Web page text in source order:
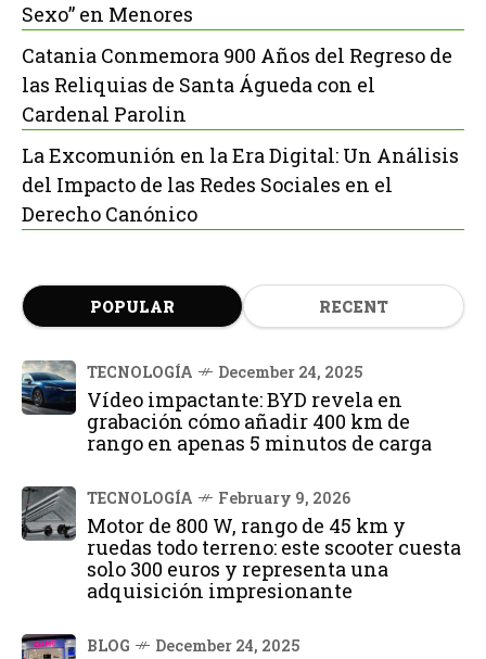
Sexo” en Menores
Catania Conmemora 900 Años del Regreso de
las Reliquias de Santa Águeda con el
Cardenal Parolin
La Excomunión en la Era Digital: Un Análisis
del Impacto de las Redes Sociales en el
Derecho Canónico
POPULAR RECENT
TECNOLOGÍA December 24, 2025
Vídeo impactante: BYD revela en
grabación cómo añadir 400 km de
rango en apenas 5 minutos de carga
TECNOLOGÍA February 9, 2026
Motor de 800 W, rango de 45 km y
ruedas todo terreno: este scooter cuesta
solo 300 euros y representa una
adquisición impresionante
BLOG December 24, 2025